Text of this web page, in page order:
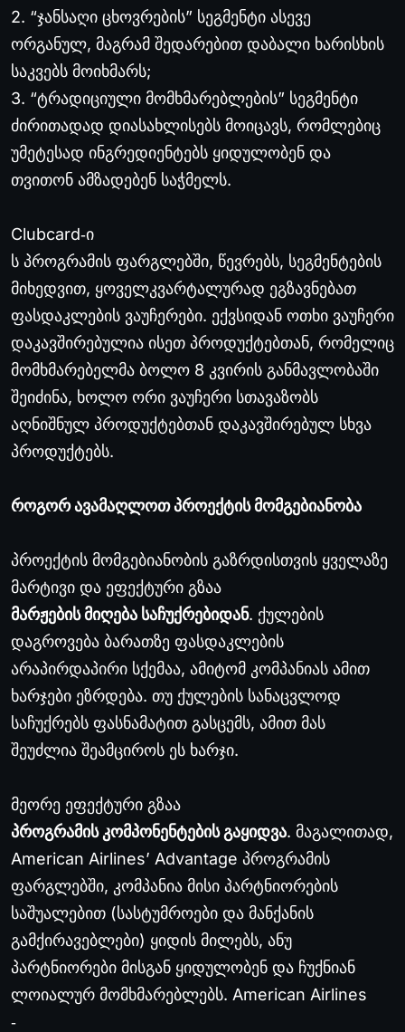
2. “ჯანსაღი ცხოვრების” სეგმენტი ასევე
ორგანულ, მაგრამ შედარებით დაბალი ხარისხის
საკვებს მოიხმარს;
3. “ტრადიციული მომხმარებლების” სეგმენტი
ძირითადად დიასახლისებს მოიცავს, რომლებიც
უმეტესად ინგრედიენტებს ყიდულობენ და
თვითონ ამზადებენ საჭმელს.
Clubcard‐ი
ს პროგრამის ფარგლებში, წევრებს, სეგმენტების
მიხედვით, ყოველკვარტალურად ეგზავნებათ
ფასდაკლების ვაუჩერები. ექვსიდან ოთხი ვაუჩერი
დაკავშირებულია ისეთ პროდუქტებთან, რომელიც
მომხმარებელმა ბოლო 8 კვირის განმავლობაში
შეიძინა, ხოლო ორი ვაუჩერი სთავაზობს
აღნიშნულ პროდუქტებთან დაკავშირებულ სხვა
პროდუქტებს.
როგორ ავამაღლოთ პროექტის მომგებიანობა
პროექტის მომგებიანობის გაზრდისთვის ყველაზე
მარტივი და ეფექტური გზაა
მარჟების მიღება საჩუქრებიდან. ქულების
დაგროვება ბარათზე ფასდაკლების
არაპირდაპირი სქემაა, ამიტომ კომპანიას ამით
ხარჯები ეზრდება. თუ ქულების სანაცვლოდ
საჩუქრებს ფასნამატით გასცემს, ამით მას
შეუძლია შეამციროს ეს ხარჯი.
მეორე ეფექტური გზაა
პროგრამის კომპონენტების გაყიდვა. მაგალითად,
American Airlines’ Advantage პროგრამის
ფარგლებში, კომპანია მისი პარტნიორების
საშუალებით (სასტუმროები და მანქანის
გამქირავებლები) ყიდის მილებს, ანუ
პარტნიორები მისგან ყიდულობენ და ჩუქნიან
ლოიალურ მომხმარებლებს. American Airlines
‐